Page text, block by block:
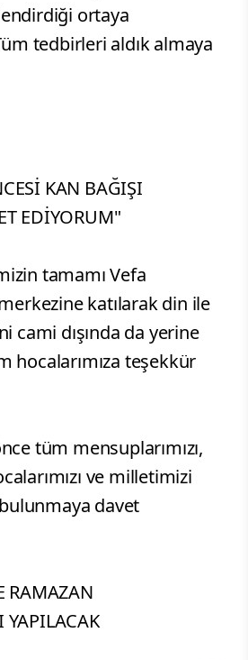
ortaya
tedbirleri aldık almaya
KAN BAĞIŞI
EDİYORUM"
tamamı Vefa
katılarak din ile
cami dışında da yerine
hocalarımıza teşekkür
tüm mensuplarımızı,
ve milletimizi
davet
RAMAZAN
YAPILACAK